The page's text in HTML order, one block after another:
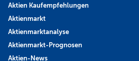
Aktien Kaufempfehlungen
Aktienmarkt
Aktienmarktanalyse
Aktienmarkt-Prognosen
Aktien-News